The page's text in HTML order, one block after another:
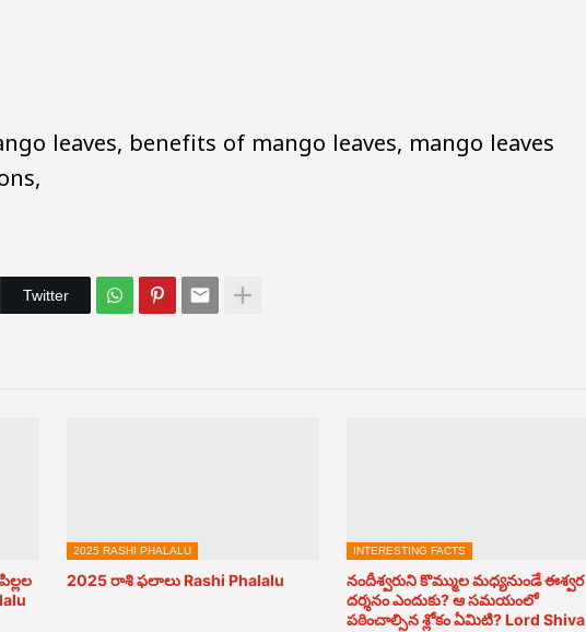
leaves, benefits of mango leaves, mango leaves
Twitter
2025 RASHI PHALALU
2025 రాశి ఫలాలు Rashi Phalalu
INTERESTING FACTS
నందీశ్వరుని కొమ్ముల మధ్యనుండే ఈశ్వర
దర్శనం ఎందుకు? ఆ సమయంలో
పఠించాల్సిన శ్లోకం ఏమిటి? Lord Shiva